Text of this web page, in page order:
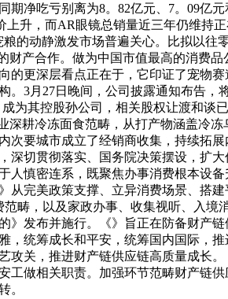
净吃亏别离为8。82亿元、7。09亿
升，而AR眼镜总销量近三年仍维持正
的动静激发市场普遍关心。比拟以往
产合作。做为中国市值最高的消费
更深层看点正在于，它印证了宠物
3月27日晚间，公司披露通知布告，
为其控股孙公司，相关股权让渡和谈
耕冷冻面食范畴，从打产物涵盖冷
要城市成立了经销商收集，持续拓
切贯彻落实、国务院决策摆设，扩
慎密连系，既聚焦办事消费根本设
完美政策支撑、立异消费场景、搭建
畴，以及家政办事、收集视听、入境
发布并施行。《》旨正在防备财产
统筹成长和平安，统筹国内国际，
关，推进财产链供应链高质量成长
做相关职责。加强环节范畴财产链供
。